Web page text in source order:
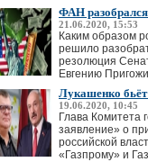
ФАН
21.06.2020, 15:53
Каким образом
решило
резолюция
Евгению
Лукашенко бьёт
19.06.2020, 10:45
Глава Комитета
заявление» о
российской
«Газпрому» и